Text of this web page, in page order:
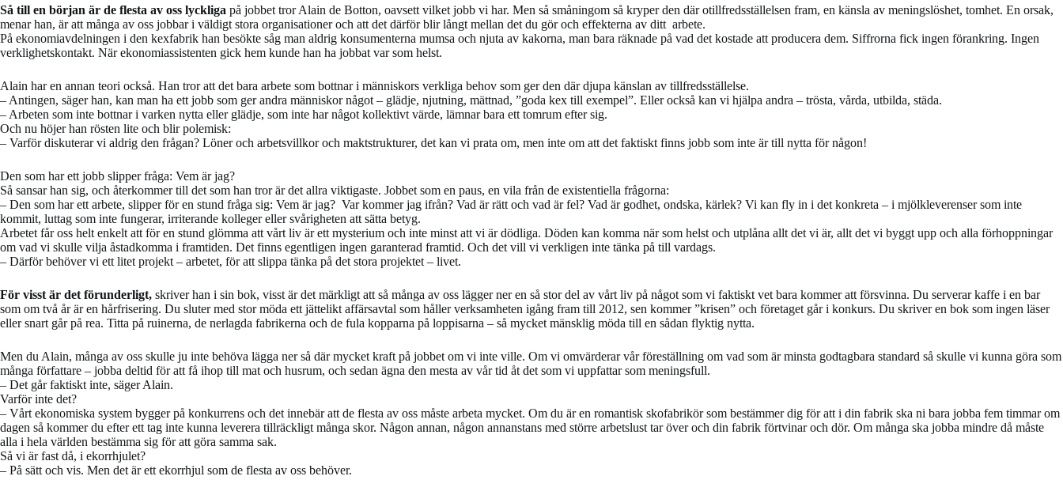
Så till en början är de flesta av oss lyckliga på jobbet tror Alain de Botton, oavsett vilket jobb vi har. Men så småningom så kryper den där otillfredsställelsen fram, en känsla av meningslöshet, tomhet. En orsak,
menar han, är att många av oss jobbar i väldigt stora organisationer och att det därför blir långt mellan det du gör och effekterna av ditt arbete.
På ekonomiavdelningen i den kexfabrik han besökte såg man aldrig konsumenterna mumsa och njuta av kakorna, man bara räknade på vad det kostade att producera dem. Siffrorna fick ingen förankring. Ingen
verklighetskontakt. När ekonomiassistenten gick hem kunde han ha jobbat var som helst.
Alain har en annan teori också. Han tror att det bara arbete som bottnar i människors verkliga behov som ger den där djupa känslan av tillfredsställelse.
– Antingen, säger han, kan man ha ett jobb som ger andra människor något – glädje, njutning, mättnad, ”goda kex till exempel”. Eller också kan vi hjälpa andra – trösta, vårda, utbilda, städa.
– Arbeten som inte bottnar i varken nytta eller glädje, som inte har något kollektivt värde, lämnar bara ett tomrum efter sig.
Och nu höjer han rösten lite och blir polemisk:
– Varför diskuterar vi aldrig den frågan? Löner och arbetsvillkor och maktstrukturer, det kan vi prata om, men inte om att det faktiskt finns jobb som inte är till nytta för någon!
Den som har ett jobb slipper fråga: Vem är jag?
Så sansar han sig, och återkommer till det som han tror är det allra viktigaste. Jobbet som en paus, en vila från de existentiella frågorna:
– Den som har ett arbete, slipper för en stund fråga sig: Vem är jag? Var kommer jag ifrån? Vad är rätt och vad är fel? Vad är godhet, ondska, kärlek? Vi kan fly in i det konkreta – i mjölkleverenser som inte
kommit, luttag som inte fungerar, irriterande kolleger eller svårigheten att sätta betyg.
Arbetet får oss helt enkelt att för en stund glömma att vårt liv är ett mysterium och inte minst att vi är dödliga. Döden kan komma när som helst och utplåna allt det vi är, allt det vi byggt upp och alla förhoppningar
om vad vi skulle vilja åstadkomma i framtiden. Det finns egentligen ingen garanterad framtid. Och det vill vi verkligen inte tänka på till vardags.
– Därför behöver vi ett litet projekt – arbetet, för att slippa tänka på det stora projektet – livet.
För visst är det förunderligt, skriver han i sin bok, visst är det märkligt att så många av oss lägger ner en så stor del av vårt liv på något som vi faktiskt vet bara kommer att försvinna. Du serverar kaffe i en bar
som om två år är en hårfrisering. Du sluter med stor möda ett jättelikt affärsavtal som håller verksamheten igång fram till 2012, sen kommer ”krisen” och företaget går i konkurs. Du skriver en bok som ingen läser
eller snart går på rea. Titta på ruinerna, de nerlagda fabrikerna och de fula kopparna på loppisarna – så mycket mänsklig möda till en sådan flyktig nytta.
Men du Alain, många av oss skulle ju inte behöva lägga ner så där mycket kraft på jobbet om vi inte ville. Om vi omvärderar vår föreställning om vad som är minsta godtagbara standard så skulle vi kunna göra som
många författare – jobba deltid för att få ihop till mat och husrum, och sedan ägna den mesta av vår tid åt det som vi uppfattar som meningsfull.
– Det går faktiskt inte, säger Alain.
Varför inte det?
– Vårt ekonomiska system bygger på konkurrens och det innebär att de flesta av oss måste arbeta mycket. Om du är en romantisk skofabrikör som bestämmer dig för att i din fabrik ska ni bara jobba fem timmar om
dagen så kommer du efter ett tag inte kunna leverera tillräckligt många skor. Någon annan, någon annanstans med större arbetslust tar över och din fabrik förtvinar och dör. Om många ska jobba mindre då måste
alla i hela världen bestämma sig för att göra samma sak.
Så vi är fast då, i ekorrhjulet?
– På sätt och vis. Men det är ett ekorrhjul som de flesta av oss behöver.